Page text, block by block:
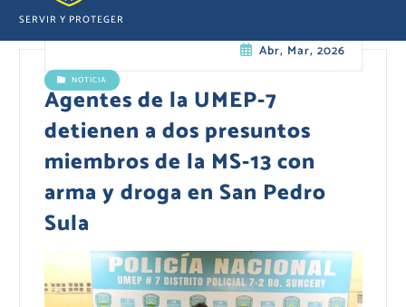
SERVIR Y PROTEGER
Abr, Mar, 2026
NOTICIA
Agentes de la UMEP-7
detienen a dos presuntos
miembros de la MS-13 con
arma y droga en San Pedro
Sula